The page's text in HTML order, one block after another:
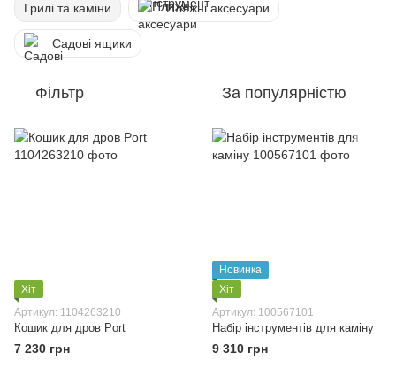
Грилі та каміни Пляжні аксесуари
Садові ящики
Фільтр За популярністю
Хіт
Артикул: 1104263210
Кошик для дров Port
7 230 грн
Новинка
Хіт
Артикул: 100567101
Набір інструментів для каміну
9 310 грн